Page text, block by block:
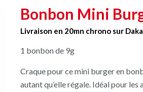
Bonbon Mini
Livraison en 20mn chrono sur
1 bonbon de 9g
Craque pour ce mini burger en
autant qu’elle régale. Idéal pour